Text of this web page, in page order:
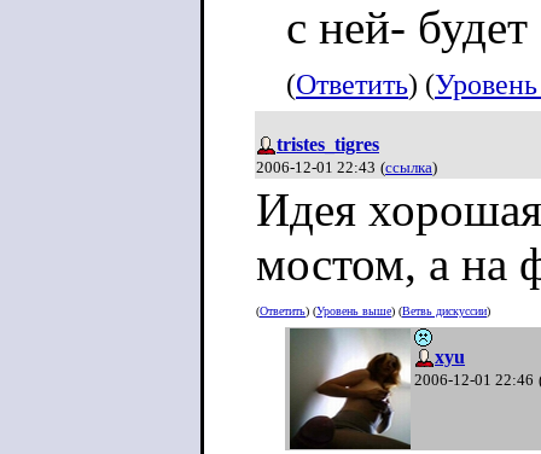
с ней-
(Ответить) (
tristes_tigres
2006-12-01 22:43 (ссылка)
Идея
мостом, а на
(Ответить) (Уровень выше) (Ветвь дискуссии)
xyu
2006-12-01 22:46